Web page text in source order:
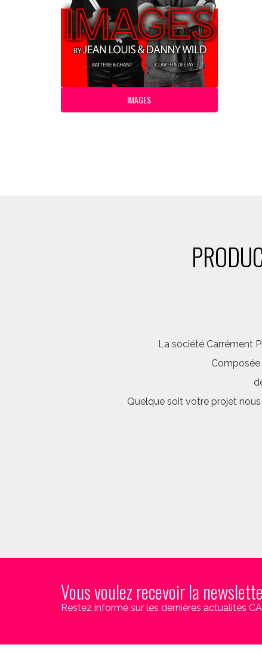
IMAGES
La société Carrément
Composée
Quelque soit votre projet
Vous voulez recevoir la
Restez informé sur les dernières actualités